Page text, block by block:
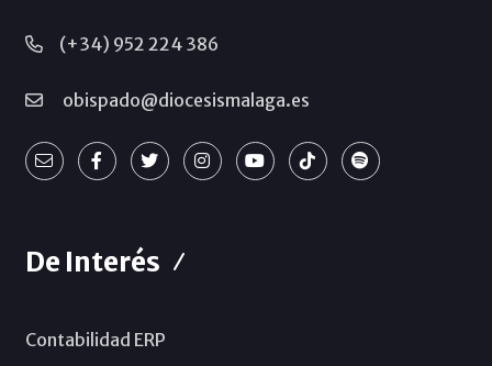
(+34) 952 224 386
obispado@diocesismalaga.es
De Interés
Contabilidad ERP